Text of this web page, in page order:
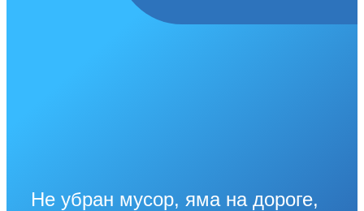
Не убран мусор, яма на дороге,